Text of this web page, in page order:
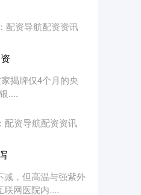
配资导航配资资讯
揭牌仅4个月的央
....
配资导航配资资讯
减，但高温与强紫外
联网医院内....